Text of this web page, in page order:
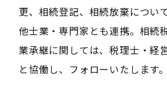
更、相続登記、相続放棄につい
他士業・専門家とも連携。相続
業承継に関しては、税理士・経
と協働し、フォローいたします。